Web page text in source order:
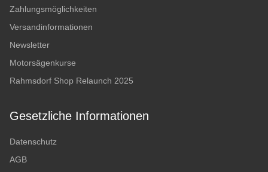
Zahlungsmöglichkeiten
Versandinformationen
Newsletter
Motorsägenkurse
Rahmsdorf Shop Relaunch 2025
Gesetzliche Informationen
Datenschutz
AGB